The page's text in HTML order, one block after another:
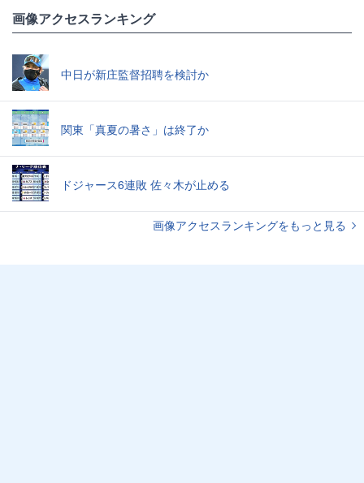
画像アクセスランキング
中日が新庄監督招聘を検討か
関東「真夏の暑さ」は終了か
ドジャース6連敗 佐々木が止める
画像アクセスランキングをもっと見る